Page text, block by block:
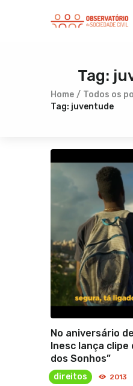
Tag:
Home
Todos os
Tag: juventude
Home
Sobre
Notícias
Contato
No aniversário
Inesc lança clipe
dos Sonhos”
direitos 2013